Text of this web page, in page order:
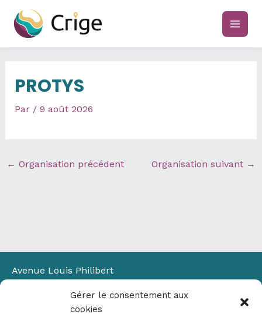
Gérer le consentement aux
cookies
contenu
main
PROTYS
Par / 9 août 2026
← Organisation précédent Organisation suivant →
Avenue Louis Philibert
Bâtiment Laennec
13100 Aix-en-Provence